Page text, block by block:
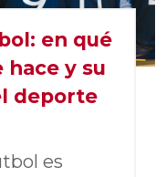
en qué
hace y su
deporte
es